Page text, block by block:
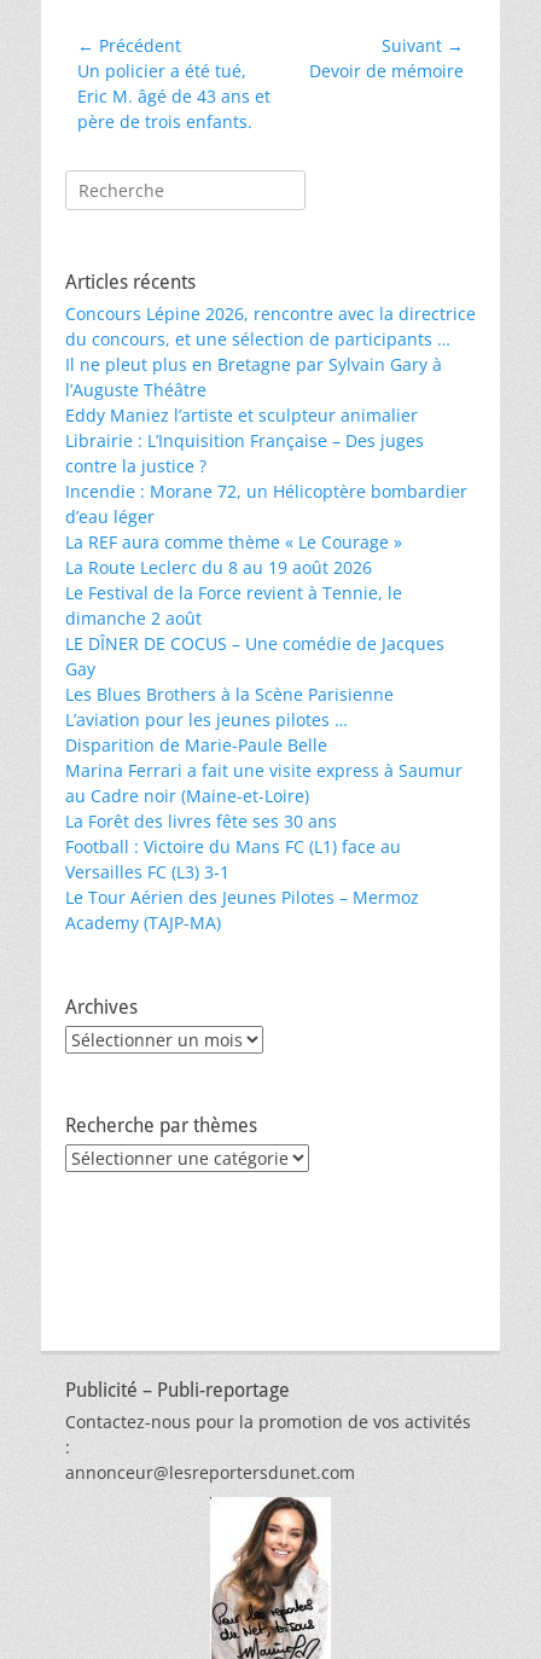
Navigation
de
l’article
← Précédent
Article
précédent :
Un policier a été tué,
Eric M. âgé de 43 ans et
père de trois enfants.
Suivant →
Article
suivant :
Devoir de mémoire
Rechercher :
Articles récents
Concours Lépine 2026, rencontre avec la directrice
du concours, et une sélection de participants …
Il ne pleut plus en Bretagne par Sylvain Gary à
l’Auguste Théâtre
Eddy Maniez l’artiste et sculpteur animalier
Librairie : L’Inquisition Française – Des juges
contre la justice ?
Incendie : Morane 72, un Hélicoptère bombardier
d’eau léger
La REF aura comme thème « Le Courage »
La Route Leclerc du 8 au 19 août 2026
Le Festival de la Force revient à Tennie, le
dimanche 2 août
LE DÎNER DE COCUS – Une comédie de Jacques
Gay
Les Blues Brothers à la Scène Parisienne
L’aviation pour les jeunes pilotes …
Disparition de Marie-Paule Belle
Marina Ferrari a fait une visite express à Saumur
au Cadre noir (Maine-et-Loire)
La Forêt des livres fête ses 30 ans
Football : Victoire du Mans FC (L1) face au
Versailles FC (L3) 3-1
Le Tour Aérien des Jeunes Pilotes – Mermoz
Academy (TAJP-MA)
Archives
Archives
Recherche par thèmes
Recherche
Publicité – Publi-reportage
Contactez-nous pour la promotion de vos activités
:
annonceur@lesreportersdunet.com